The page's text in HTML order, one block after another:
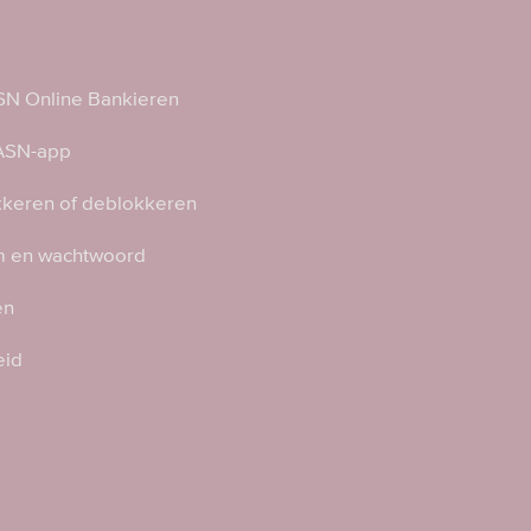
Online Bankieren
app
of deblokkeren
en wachtwoord